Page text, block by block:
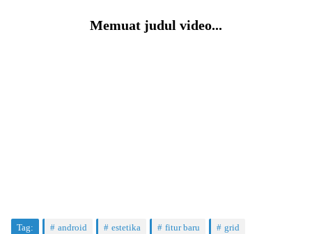
Memuat judul video...
Tag: android estetika fitur baru
grid